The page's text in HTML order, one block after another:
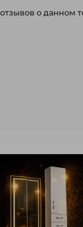
о данном